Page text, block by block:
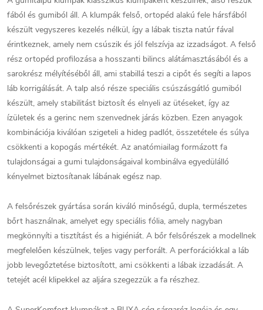
fából és gumiból áll. A klumpák felső, ortopéd alakú fele hársfából
készült vegyszeres kezelés nélkül, így a lábak tiszta natúr fával
érintkeznek, amely nem csúszik és jól felszívja az izzadságot. A felső
rész ortopéd profilozása a hosszanti bilincs alátámasztásából és a
sarokrész mélyítéséből áll, ami stabillá teszi a cipőt és segíti a lapos
láb korrigálását. A talp alsó része speciális csúszásgátló gumiból
készült, amely stabilitást biztosít és elnyeli az ütéseket, így az
ízületek és a gerinc nem szenvednek járás közben. Ezen anyagok
kombinációja kiválóan szigeteli a hideg padlót, összetétele és súlya
csökkenti a kopogás mértékét. Az anatómiailag formázott fa
tulajdonságai a gumi tulajdonságaival kombinálva egyedülálló
kényelmet biztosítanak lábának egész nap.
A felsőrészek gyártása során kiváló minőségű, dupla, természetes
bőrt használnak, amelyet egy speciális fólia, amely nagyban
megkönnyíti a tisztítást és a higiéniát. A bőr felsőrészek a modellnek
megfelelően készülnek, teljes vagy perforált. A perforációkkal a láb
jobb levegőztetése biztosított, ami csökkenti a lábak izzadását. A
tetejét acél klipekkel az aljára szegezzük a fa részhez.